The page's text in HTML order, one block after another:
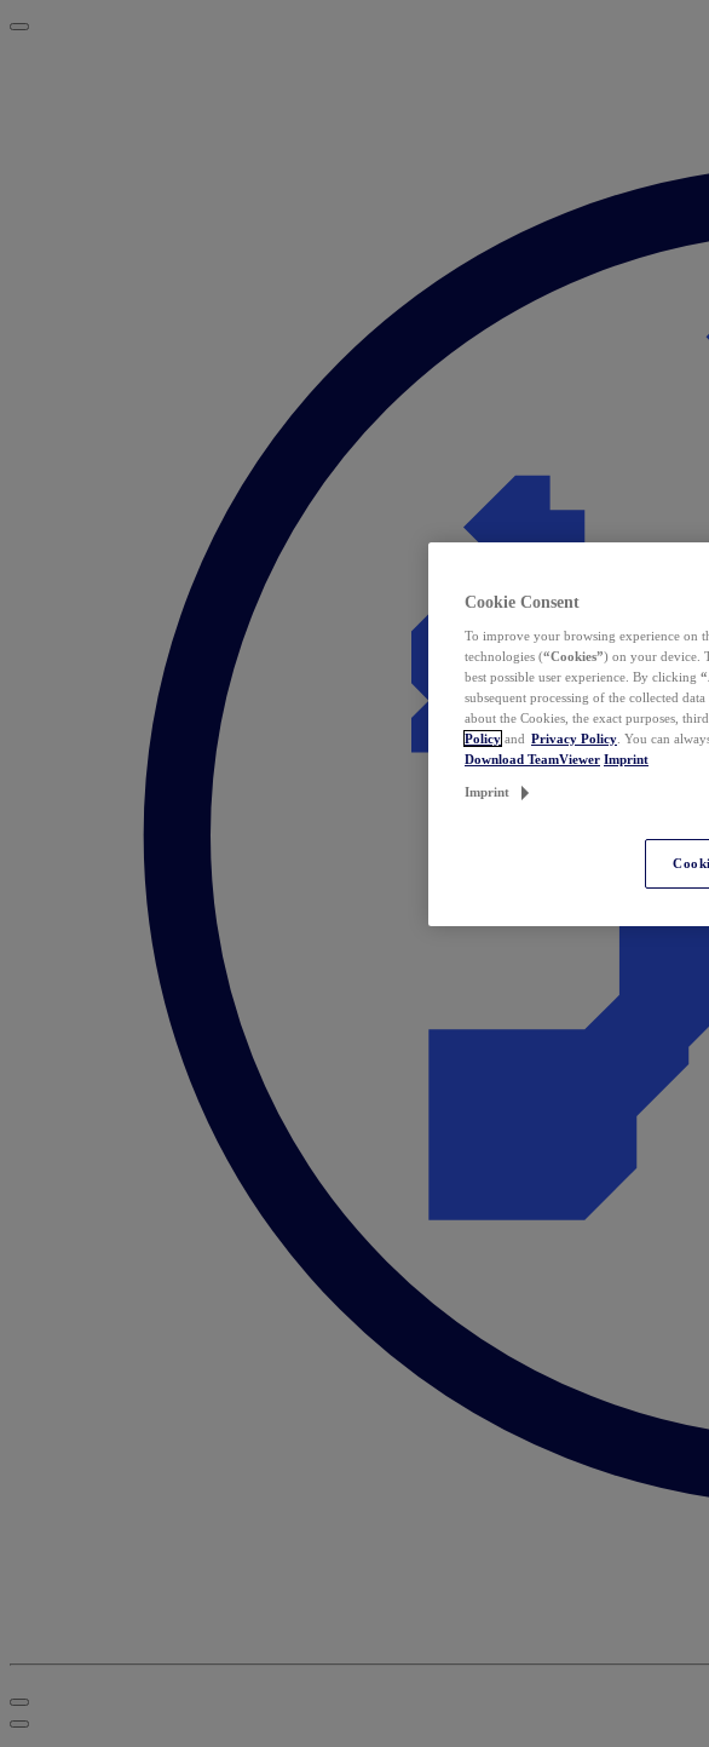
Cookie Consent
To improve your browsing experience on
technologies (“Cookies”) on your device.
best possible user experience. By clicking
subsequent processing of the collected
about the Cookies, the exact purposes,
Policy and Privacy Policy . You can
Download TeamViewer Imprint
Imprint